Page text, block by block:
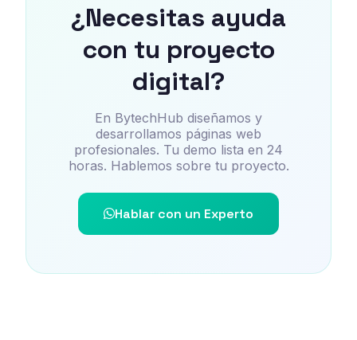
¿Necesitas ayuda
con tu proyecto
digital?
En BytechHub diseñamos y
desarrollamos páginas web
profesionales. Tu demo lista en 24
horas. Hablemos sobre tu proyecto.
Hablar con un Experto